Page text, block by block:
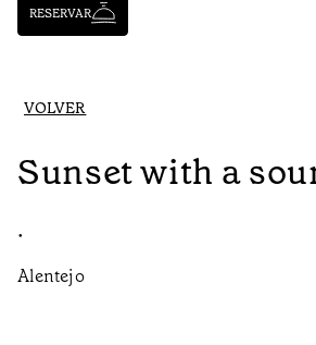
RESERVAR
VOLVER
Sunset with a
•
Alentejo